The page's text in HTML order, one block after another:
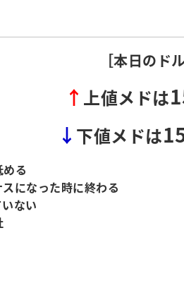
［本日のド
↑ 上値メドは
↓ 下値メドは
る
になった時に終わる
ない